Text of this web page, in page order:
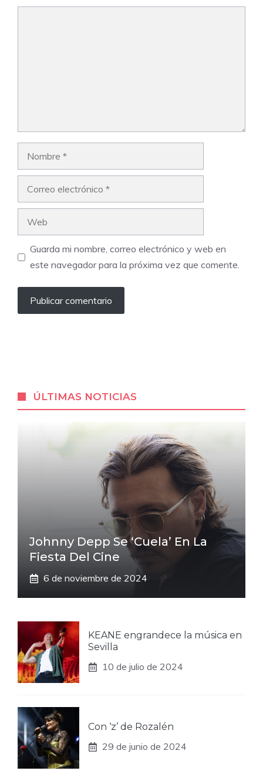
Guarda mi nombre, correo electrónico y web en
este navegador para la próxima vez que comente.
ÚLTIMAS NOTICIAS
Johnny Depp Se ‘cuela’ En La
Fiesta Del Cine
6 de noviembre de 2024
KEANE engrandece la música en
Sevilla
10 de julio de 2024
Con ‘z’ de Rozalén
29 de junio de 2024